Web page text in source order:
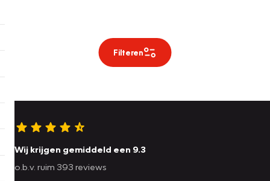
Filteren
Wij krijgen gemiddeld een 9.3
o.b.v. ruim 393 reviews